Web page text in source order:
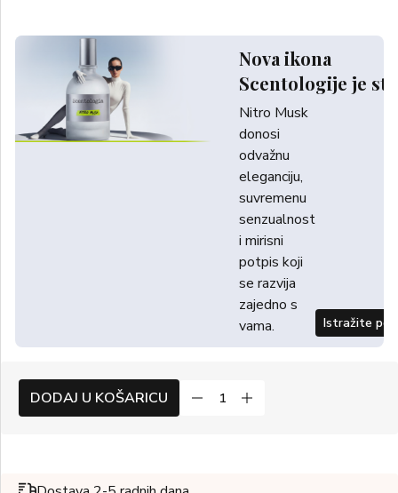
Nova ikona
Scentologije je
Nitro Musk
donosi
odvažnu
eleganciju,
suvremenu
senzualnost
i mirisni
potpis koji
se razvija
zajedno s
vama.
Istražite
DODAJ U KOŠARICU